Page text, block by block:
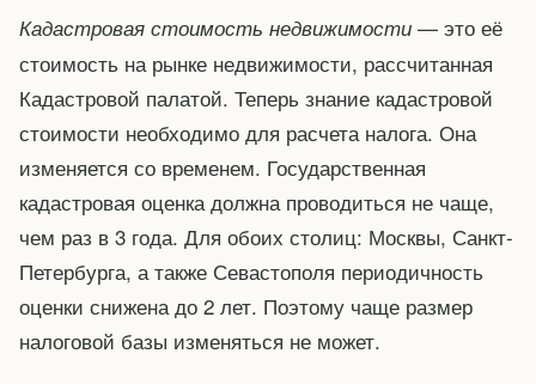
Кадастровая стоимость недвижимости — это её
стоимость на рынке недвижимости, рассчитанная
Кадастровой палатой. Теперь знание кадастровой
стоимости необходимо для расчета налога. Она
изменяется со временем. Государственная
кадастровая оценка должна проводиться не чаще,
чем раз в 3 года. Для обоих столиц: Москвы, Санкт-
Петербурга, а также Севастополя периодичность
оценки снижена до 2 лет. Поэтому чаще размер
налоговой базы изменяться не может.